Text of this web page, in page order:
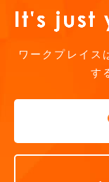
ワークプレイス
す